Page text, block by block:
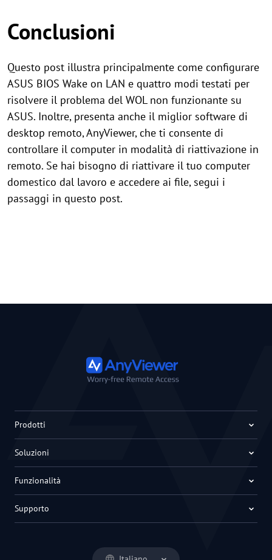
Conclusioni
Questo post illustra principalmente come configurare
ASUS BIOS Wake on LAN e quattro modi testati per
risolvere il problema del WOL non funzionante su
ASUS. Inoltre, presenta anche il miglior software di
desktop remoto, AnyViewer, che ti consente di
controllare il computer in modalità di riattivazione in
remoto. Se hai bisogno di riattivare il tuo computer
domestico dal lavoro e accedere ai file, segui i
passaggi in questo post.
Prodotti
Soluzioni
Funzionalità
Supporto